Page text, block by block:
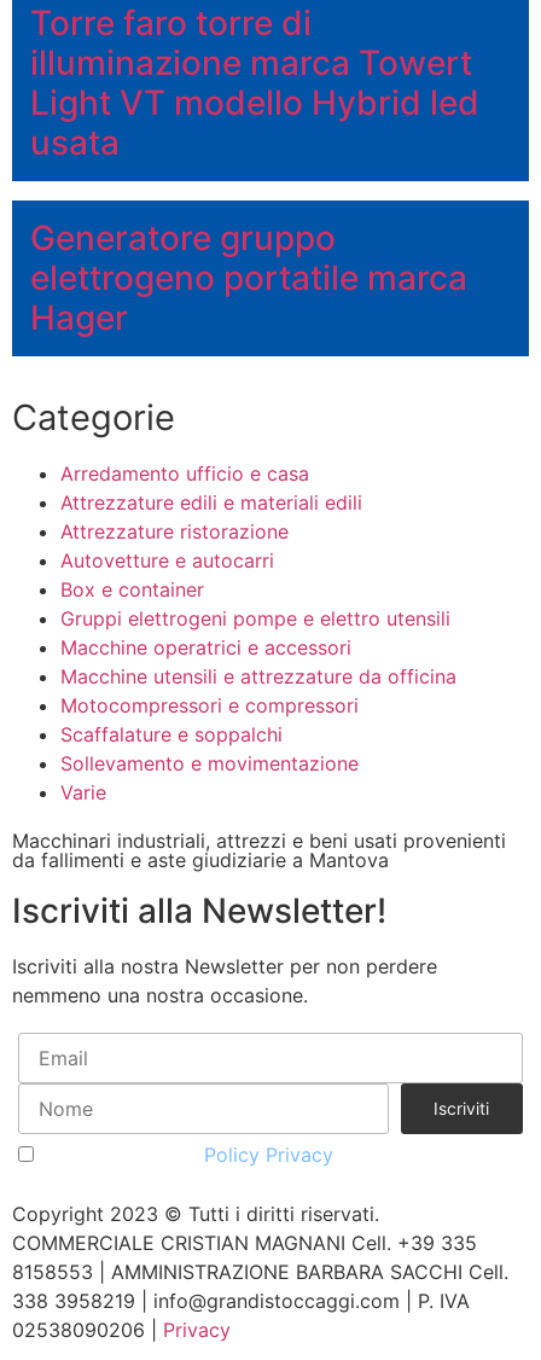
Categorie
Arredamento ufficio e casa
Attrezzature edili e materiali edili
Attrezzature ristorazione
Autovetture e autocarri
Box e container
Gruppi elettrogeni pompe e elettro utensili
Macchine operatrici e accessori
Macchine utensili e attrezzature da officina
Motocompressori e compressori
Scaffalature e soppalchi
Sollevamento e movimentazione
Varie
Torre faro torre di
illuminazione marca Towert
Light VT modello Hybrid led
usata
Generatore gruppo
elettrogeno portatile marca
Hager
Macchinari industriali, attrezzi e beni usati provenienti
da fallimenti e aste giudiziarie a Mantova
Iscriviti alla Newsletter!
Iscriviti alla nostra Newsletter per non perdere
nemmeno una nostra occasione.
Policy Privacy
Copyright 2023 © Tutti i diritti riservati.
COMMERCIALE CRISTIAN MAGNANI Cell. +39 335
8158553 | AMMINISTRAZIONE BARBARA SACCHI Cell.
338 3958219 | info@grandistoccaggi.com | P. IVA
02538090206 | Privacy